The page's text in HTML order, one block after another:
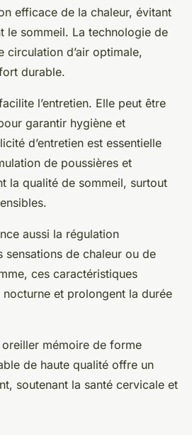
efficace de la chaleur, évitant
le sommeil. La technologie de
circulation d’air optimale,
durable.
l’entretien. Elle peut être
garantir hygiène et
d’entretien est essentielle
de poussières et
la qualité de sommeil, surtout
aussi la régulation
sensations de chaleur ou de
ces caractéristiques
et prolongent la durée
oreiller mémoire de forme
de haute qualité offre un
soutenant la santé cervicale et